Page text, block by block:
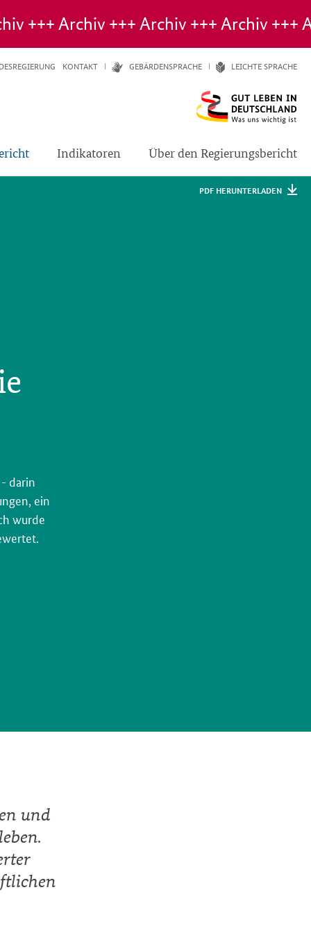
Indikatoren Über den Regierungsbericht
KONTAKT GE­BÄR­DEN­SPRA­CHE LEICH­TE SPRA­CHE
PDF HERUNTERLADEN
darin
ein
wurde
und